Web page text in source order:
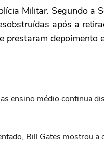
Militar. Segundo a
após a
prestaram depoimento
ensino médio continua
Bill Gates mostrou